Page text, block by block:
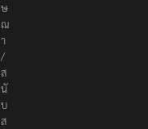
ษ
ณ
า
/
ส
นั
บ
ส